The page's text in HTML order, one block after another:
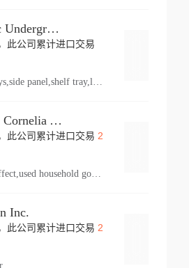
Knapheide Kc Underground
此公司累计进口交易
Russell James Cornelia Arlington Va
此公司累计进口交易 2
personal effect,used household goods
Inc.
此公司累计进口交易 2